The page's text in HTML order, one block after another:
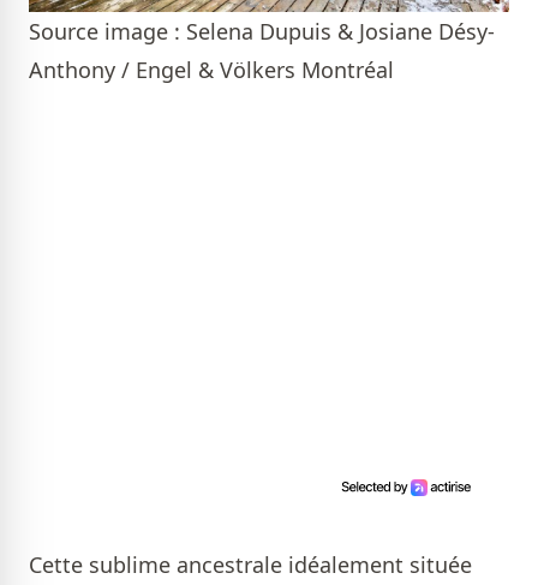
Source image : Selena Dupuis & Josiane Désy-
Anthony / Engel & Völkers Montréal
Cette sublime ancestrale idéalement située